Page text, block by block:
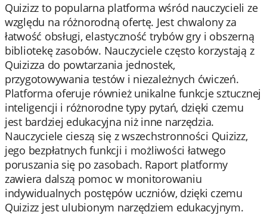
Quizizz to popularna platforma wśród nauczycieli ze
względu na różnorodną ofertę. Jest chwalony za
łatwość obsługi, elastyczność trybów gry i obszerną
bibliotekę zasobów. Nauczyciele często korzystają z
Quizizza do powtarzania jednostek,
przygotowywania testów i niezależnych ćwiczeń.
Platforma oferuje również unikalne funkcje sztucznej
inteligencji i różnorodne typy pytań, dzięki czemu
jest bardziej edukacyjna niż inne narzędzia.
Nauczyciele cieszą się z wszechstronności Quizizz,
jego bezpłatnych funkcji i możliwości łatwego
poruszania się po zasobach. Raport platformy
zawiera dalszą pomoc w monitorowaniu
indywidualnych postępów uczniów, dzięki czemu
Quizizz jest ulubionym narzędziem edukacyjnym.